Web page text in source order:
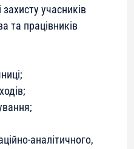
учасників
та працівників
аналітичного,